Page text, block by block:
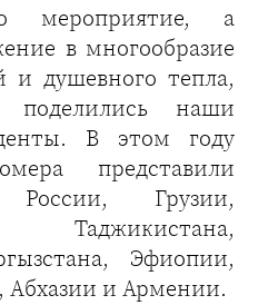
мероприятие, а
в многообразие
и душевного тепла,
наши
В этом году
представили
Грузии,
Эфиопии,
Абхазии и Армении.